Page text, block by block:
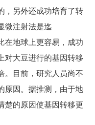
，另外还成功培育了转
微注射法是迄
在地球上更容易，成功
对大豆进行的基因转移
。目前，研究人员尚不
原因。据推测，由于地
楚的原因使基因转移更